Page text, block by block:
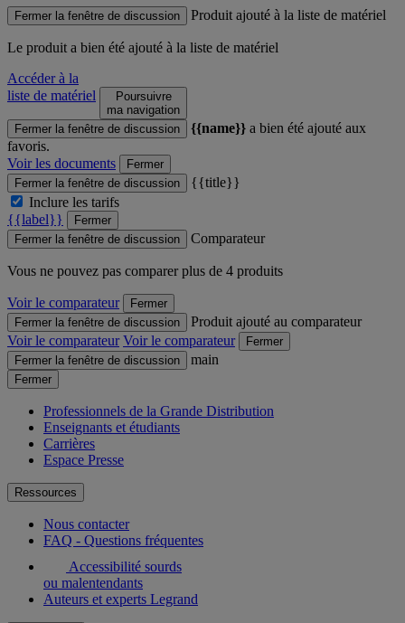
Fermer la fenêtre de discussion Produit ajouté à la liste de matériel
Le produit a bien été ajouté à la liste de matériel
Accéder à la
liste de matériel
Poursuivre
ma navigation
Fermer la fenêtre de discussion
{{name}} a bien été ajouté aux
favoris.
Voir les documents
Fermer
Fermer la fenêtre de discussion
{{title}}
Inclure les tarifs
{{label}}
Fermer
Fermer la fenêtre de discussion
Comparateur
Vous ne pouvez pas comparer plus de 4 produits
Voir le comparateur
Fermer
Fermer la fenêtre de discussion
Produit ajouté au comparateur
Voir le comparateur Voir le comparateur
Fermer
Fermer la fenêtre de discussion
main
Fermer
Professionnels de la Grande Distribution
Enseignants et étudiants
Carrières
Espace Presse
Ressources
Nous contacter
FAQ - Questions fréquentes
Accessibilité sourds
ou malentendants
Auteurs et experts Legrand